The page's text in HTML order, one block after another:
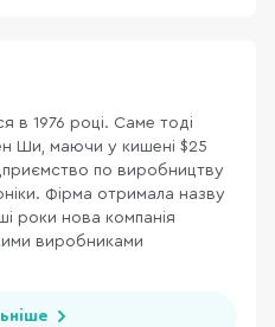
в 1976 році. Саме тоді
Ши, маючи у кишені $25
по виробництву
Фірма отримала назву
роки нова компанія
виробниками